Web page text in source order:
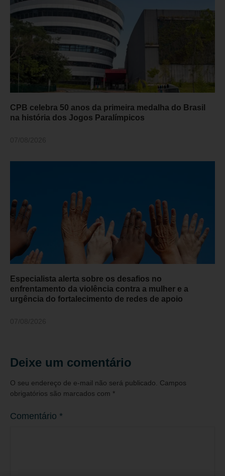
CPB celebra 50 anos da primeira medalha do Brasil
na história dos Jogos Paralímpicos
Especialista alerta sobre os desafios no
enfrentamento da violência contra a mulher e a
urgência do fortalecimento de redes de apoio
Deixe um comentário
O seu endereço de e-mail não será publicado.
Campos
obrigatórios são marcados com *
Comentário *